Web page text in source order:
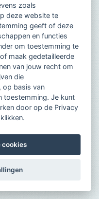
zoals
deze website te
geeft of deze
en functies
om toestemming te
maak gedetailleerde
van jouw recht om
die
op basis van
toestemming. Je kunt
door op de Privacy
cookies